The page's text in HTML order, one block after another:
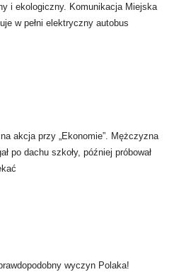
i ekologiczny. Komunikacja Miejska
w pełni elektryczny autobus
akcja przy „Ekonomie”. Mężczyzna
po dachu szkoły, później próbował
wyczyn Polaka!